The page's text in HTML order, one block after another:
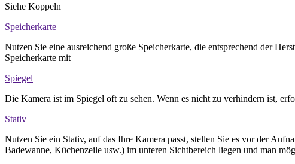
Siehe Koppeln
Speicherkarte
Nutzen Sie eine ausreichend große Speicherkarte, die entsprechend der
Speicherkarte mit
Spiegel
Die Kamera ist im Spiegel oft zu sehen. Wenn es nicht zu verhindern ist,
Stativ
Nutzen Sie ein Stativ, auf das Ihre Kamera passt, stellen Sie es vor der
Badewanne, Küchenzeile usw.) im unteren Sichtbereich liegen und man